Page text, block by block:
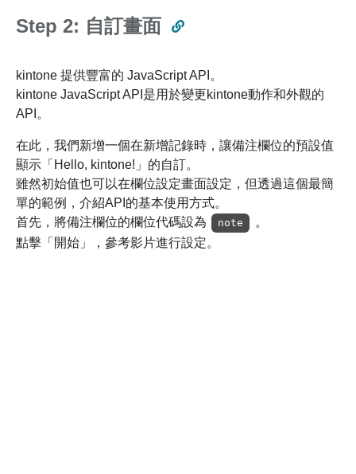
Step 2: 自訂畫面
kintone 提供豐富的 JavaScript API。
kintone JavaScript API是用於變更kintone動作和外觀的
API。
在此，我們新增一個在新增記錄時，讓備注欄位的預設值
顯示「Hello, kintone!」的自訂。
雖然初始值也可以在欄位設定畫面設定，但透過這個最簡
單的範例，介紹API的基本使用方式。
首先，將備注欄位的欄位代碼設為
note
。
點擊「開始」，參考影片進行設定。